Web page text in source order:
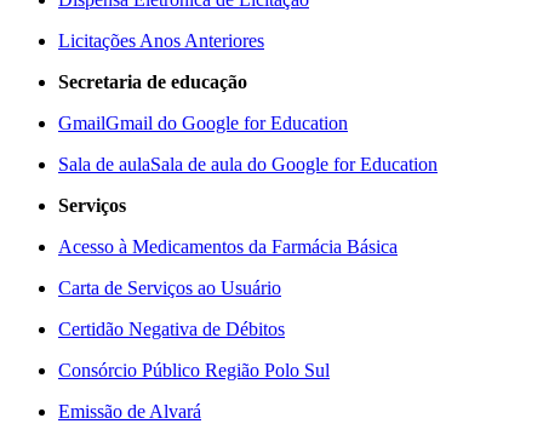
Licitações Anos Anteriores
Secretaria de educação
GmailGmail do Google for Education
Sala de aulaSala de aula do Google for Education
Serviços
Acesso à Medicamentos da Farmácia Básica
Carta de Serviços ao Usuário
Certidão Negativa de Débitos
Consórcio Público Região Polo Sul
Emissão de Alvará